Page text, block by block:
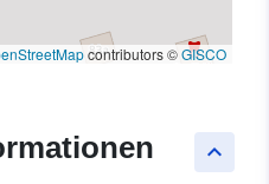
contributors ©GISCO
keyboard_arrow_up